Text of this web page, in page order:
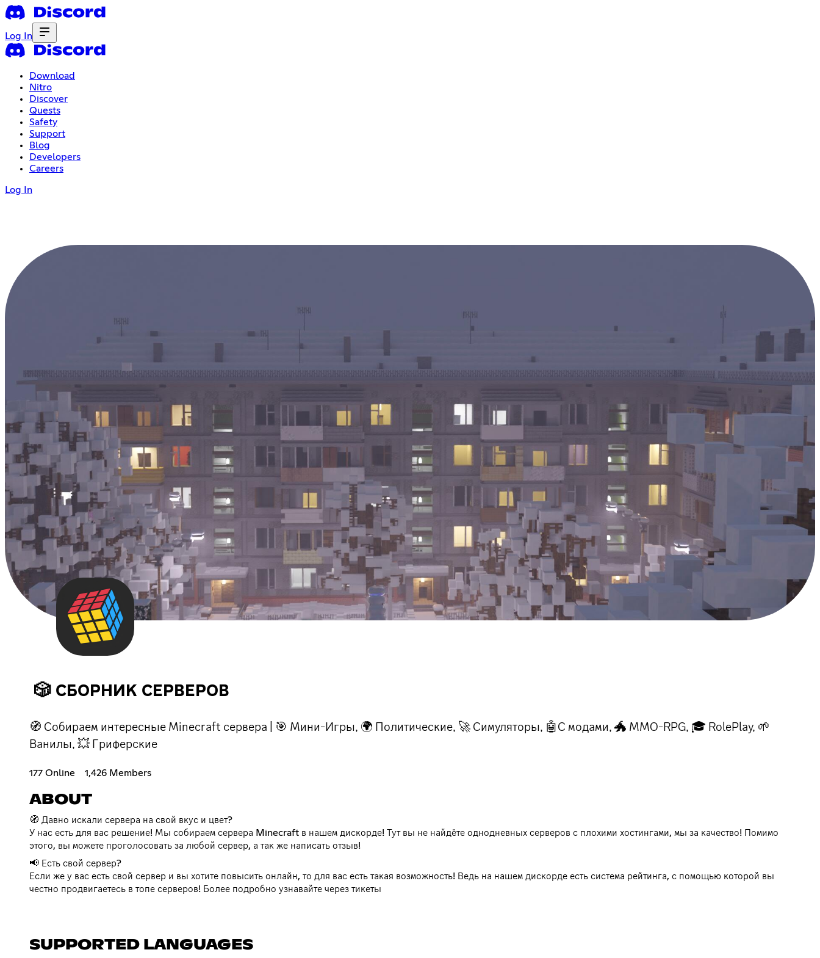
Log In
Download
Nitro
Discover
Quests
Safety
Support
Blog
Developers
Careers
Log In
🎲 СБОРНИК СЕРВЕРОВ
🧭 Собираем интересные Minecraft сервера | 🎯 Мини-Игры, 🌍 Политические, 🚀 Симуляторы, 🤖С модами, 🐲 MMO-RPG, 🎓 RolePlay, 🌱
Ванилы, 💥 Гриферские
177 Online 1,426 Members
ABOUT
🧭 Давно искали сервера на свой вкус и цвет?
У нас есть для вас решение! Мы собираем сервера Minecraft в нашем дискорде! Тут вы не найдёте однодневных серверов с плохими хостингами, мы за качество! Помимо
этого, вы можете проголосовать за любой сервер, а так же написать отзыв!
📢 Есть свой сервер?
Если же у вас есть свой сервер и вы хотите повысить онлайн, то для вас есть такая возможность! Ведь на нашем дискорде есть система рейтинга, с помощью которой вы
честно продвигаетесь в топе серверов! Более подробно узнавайте через тикеты
SUPPORTED LANGUAGES